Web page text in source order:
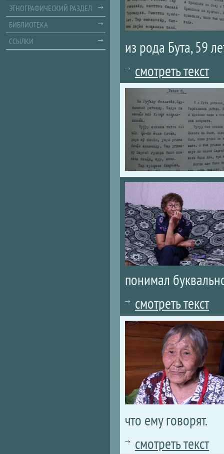
из рода Бута, 59
смотреть текст
понимал
смотреть текст
что ему говорят.
смотреть текст
ЭТНОГРАФИЧЕСКИЙ РАЗДЕЛ
БИБЛИОТЕКА
ССЫЛКИ